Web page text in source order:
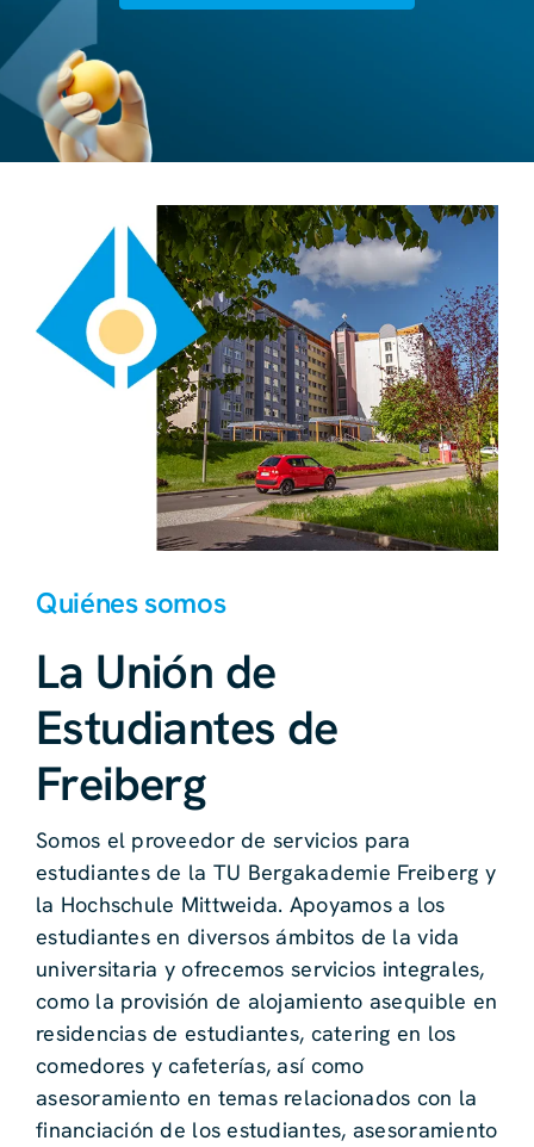
Quiénes somos
La Unión de
Estudiantes de
Freiberg
Somos el proveedor de servicios para
estudiantes de la TU Bergakademie Freiberg y
la Hochschule Mittweida. Apoyamos a los
estudiantes en diversos ámbitos de la vida
universitaria y ofrecemos servicios integrales,
como la provisión de alojamiento asequible en
residencias de estudiantes, catering en los
comedores y cafeterías, así como
asesoramiento en temas relacionados con la
financiación de los estudiantes, asesoramiento